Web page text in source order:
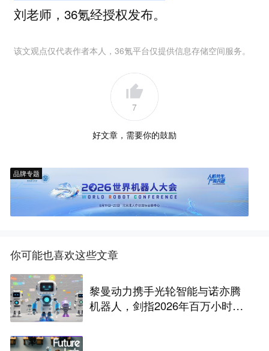
刘老师，36氪经授权发布。
该文观点仅代表作者本人，36氪平台仅提供信息存储空间服务。
7
好文章，需要你的鼓励
品牌专题
你可能也喜欢这些文章
黎曼动力携手光轮智能与诺亦腾
机器人，剑指2026年百万小时具